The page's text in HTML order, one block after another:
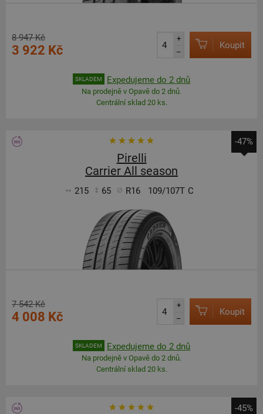
8 947 Kč
3 922 Kč
+
–
Koupit
SKLADEM Expedujeme do 2 dnů
Na prodejně v Opavě do 2 dnů.
Centrální sklad 20 ks.
-47%
Pirelli
Carrier All season
215 65 R16 109/107T C
7 542 Kč
4 008 Kč
+
–
Koupit
SKLADEM Expedujeme do 2 dnů
Na prodejně v Opavě do 2 dnů.
Centrální sklad 20 ks.
-45%